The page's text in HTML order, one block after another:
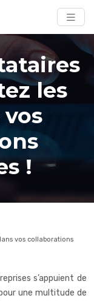
les
!
vos collaborations
s’appuient de
une multitude de